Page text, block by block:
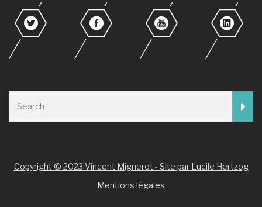
Copyright © 2023 Vincent Mignerot - Site par Lucile Hertzog
Mentions légales